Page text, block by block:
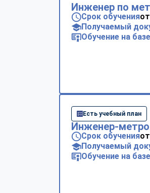
Инженер по
Срок обучения
Получаемый
Обучение на базе
Есть учебный план
Инженер-
Срок обучения
Получаемый
Обучение на базе